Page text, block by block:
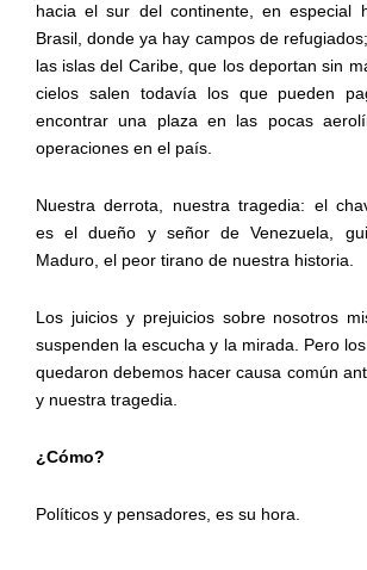
hacia el sur del continente, en especial
Brasil, donde ya hay campos de
las islas del Caribe, que los deportan sin
cielos salen todavía los que pueden
encontrar una plaza en las pocas
operaciones en el país.
Nuestra derrota, nuestra tragedia: el
es el dueño y señor de Venezuela,
Maduro, el peor tirano de nuestra historia.
Los juicios y prejuicios sobre nosotros
suspenden la escucha y la mirada. Pero
quedaron debemos hacer causa común
y nuestra tragedia.
¿Cómo?
Políticos y pensadores, es su hora.